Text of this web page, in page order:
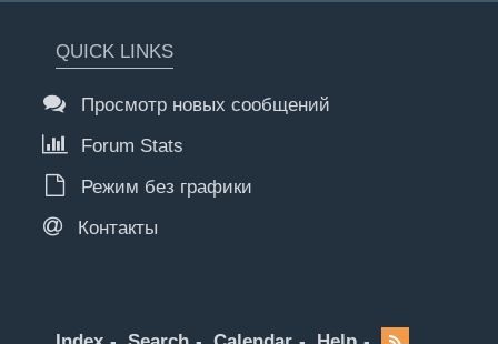
QUICK LINKS
Просмотр новых сообщений
Forum Stats
Режим без графики
Контакты